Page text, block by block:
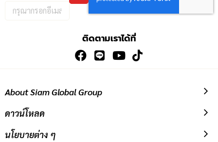
กรอก
อีเมล
ติดตามเราได้ที่
About Siam Global Group
ดาวน์โหลด
นโยบายต่าง ๆ